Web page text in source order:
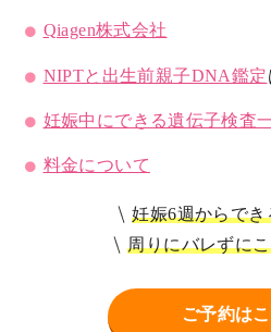
Qiagen株式会社
NIPTと 出生前親子DNA鑑定
妊娠中にできる遺伝子検査
料金について
妊娠6週からで
周りにバレずに
ご予約は